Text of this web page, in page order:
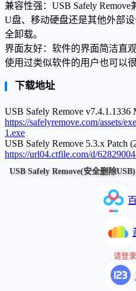
兼容性强：USB Safely
U盘、移动硬盘还是其他外部
全卸载。
界面友好：软件的界面简洁直
使用过类似软件的用户也可以很
下载地址
USB Safely Remove v7.4.1.1336
https://safelyremove.com/assets/
1.exe
USB Safely Remove 5.3.x Patch
https://url04.ctfile.com/d/
USB Safely Remove(安全删除
请登